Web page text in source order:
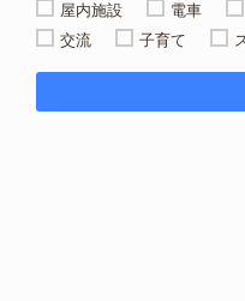
屋内施設
電車
交流
子育て